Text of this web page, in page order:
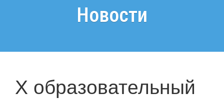
Новости
X образовательный